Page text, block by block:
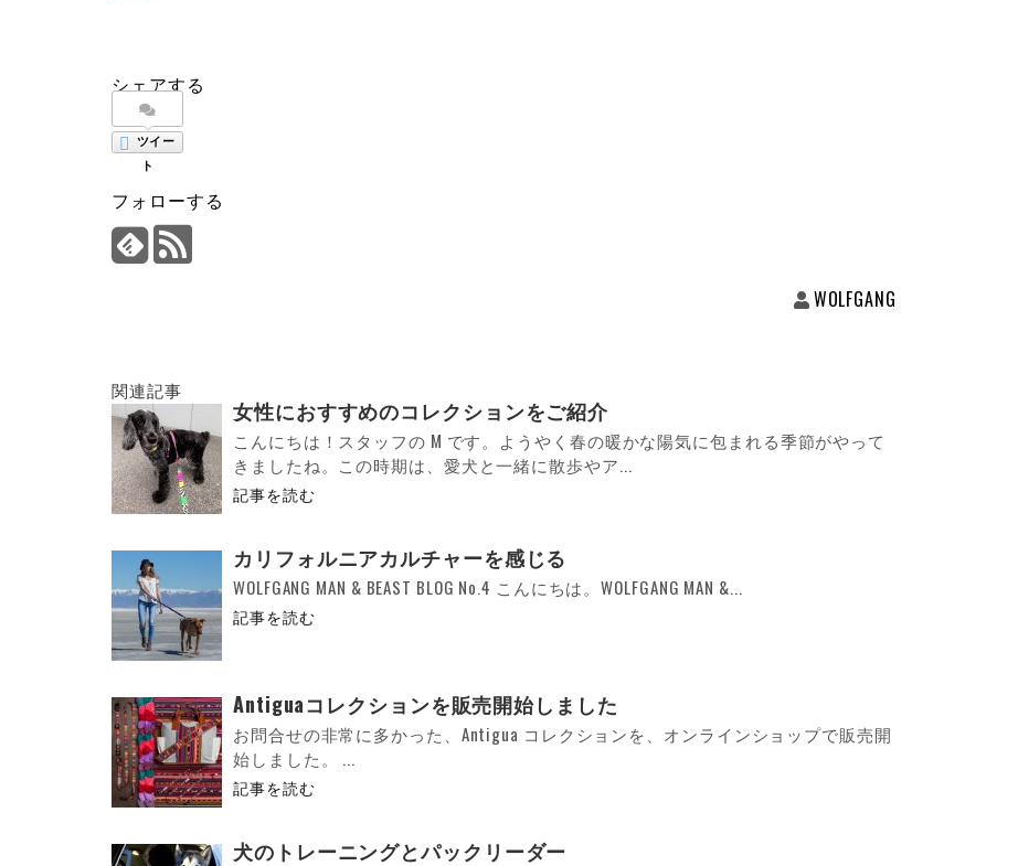
シェアする
ツイー
ト
フォローする
WOLFGANG
関連記事
女性におすすめのコレクションをご紹介
こんにちは！スタッフの M です。ようやく春の暖かな陽気に包まれる季節がやって
きましたね。この時期は、愛犬と一緒に散歩やア...
記事を読む
カリフォルニアカルチャーを感じる
WOLFGANG MAN & BEAST BLOG No.4 こんにちは。WOLFGANG MAN &...
記事を読む
Antiguaコレクションを販売開始しました
お問合せの非常に多かった、Antigua コレクションを、オンラインショップで販売開
始しました。 ...
記事を読む
犬のトレーニングとパックリーダー